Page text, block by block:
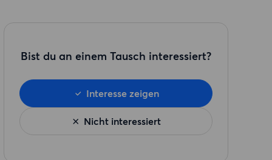
Bist du an einem Tausch interessiert?
Nicht interessiert
Interesse zeigen